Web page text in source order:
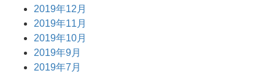
2019年12月
2019年11月
2019年10月
2019年9月
2019年7月